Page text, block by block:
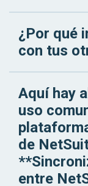
¿Por qué
con tus
Aquí hay
uso
de
entre